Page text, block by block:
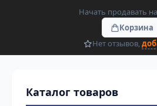
Начать продавать
Корзина
Нет отзывов,